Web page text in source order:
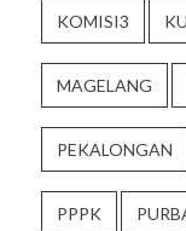
KOMISI3
MAGELANG
PEKALONGAN
PPPK